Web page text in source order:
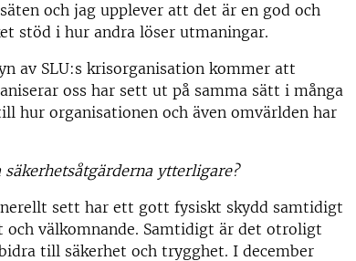
och jag upplever att det är en god och
stöd i hur andra löser utmaningar.
av SLU:s krisorganisation kommer att
oss har sett ut på samma sätt i många
hur organisationen och även omvärlden har
ytterligare?
sett har ett gott fysiskt skydd samtidigt
välkomnande. Samtidigt är det otroligt
till säkerhet och trygghet. I december